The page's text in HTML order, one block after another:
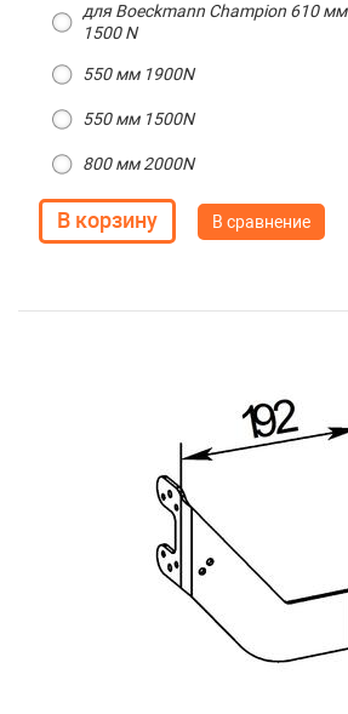
для Boeckmann Champion 610 мм
1500 N
550 мм 1900N
550 мм 1500N
800 мм 2000N
В сравнение